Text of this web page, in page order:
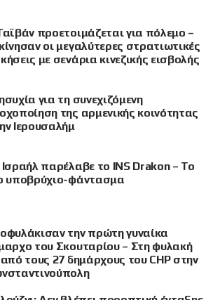
προετοιμάζεται για πόλεμο –
οι μεγαλύτερες στρατιωτικές
με σενάρια κινεζικής εισβολής
για τη συνεχιζόμενη
της αρμενικής κοινότητας
Ιερουσαλήμ
παρέλαβε το INS Drakon – Το
υποβρύχιο-φάντασμα
την πρώτη γυναίκα
του Σκουταρίου – Στη φυλακή
τους 27 δημάρχους του CHP στην